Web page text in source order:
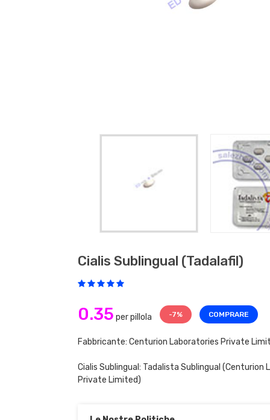
Cialis Sublingual (tadalafil)
0.35 per pillola -7% COMPRARE
Fabbricante: Centurion Laboratories Private
Cialis Sublingual: Tadalista Sublingual (Centurion
Private Limited)